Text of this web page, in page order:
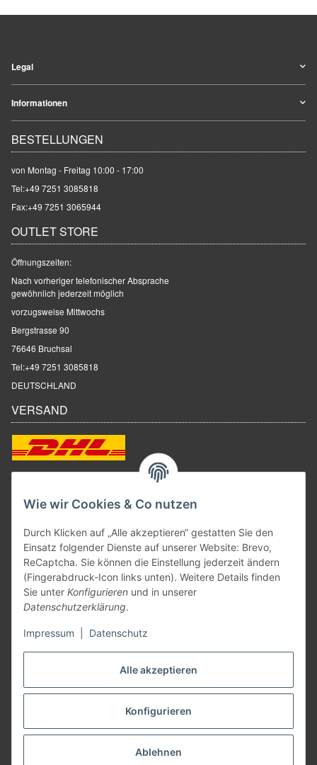
Alle akzeptieren
Konfigurieren
Ablehnen
Wie wir Cookies & Co nutzen
Durch Klicken auf „Alle akzeptieren“ gestatten Sie den
Einsatz folgender Dienste auf unserer Website: Brevo,
ReCaptcha. Sie können die Einstellung jederzeit ändern
(Fingerabdruck-Icon links unten). Weitere Details finden
Sie unter Konfigurieren und in unserer
Datenschutzerklärung.
Impressum Datenschutz
Legal
Informationen
BESTELLUNGEN
von Montag - Freitag 10:00 - 17:00
Tel:+49 7251 3085818
Fax:+49 7251 3065944
OUTLET STORE
Öffnungszeiten:
Nach vorheriger telefonischer Absprache
gewöhnlich jederzeit möglich
vorzugsweise Mittwochs
Bergstrasse 90
76646 Bruchsal
Tel:+49 7251 3085818
DEUTSCHLAND
VERSAND
Vertrag widerrufen
* Alle Preise inkl. gesetzlicher USt., zzgl.Versand
Informationen zur Berechnung des Liefertermins siehe hier: